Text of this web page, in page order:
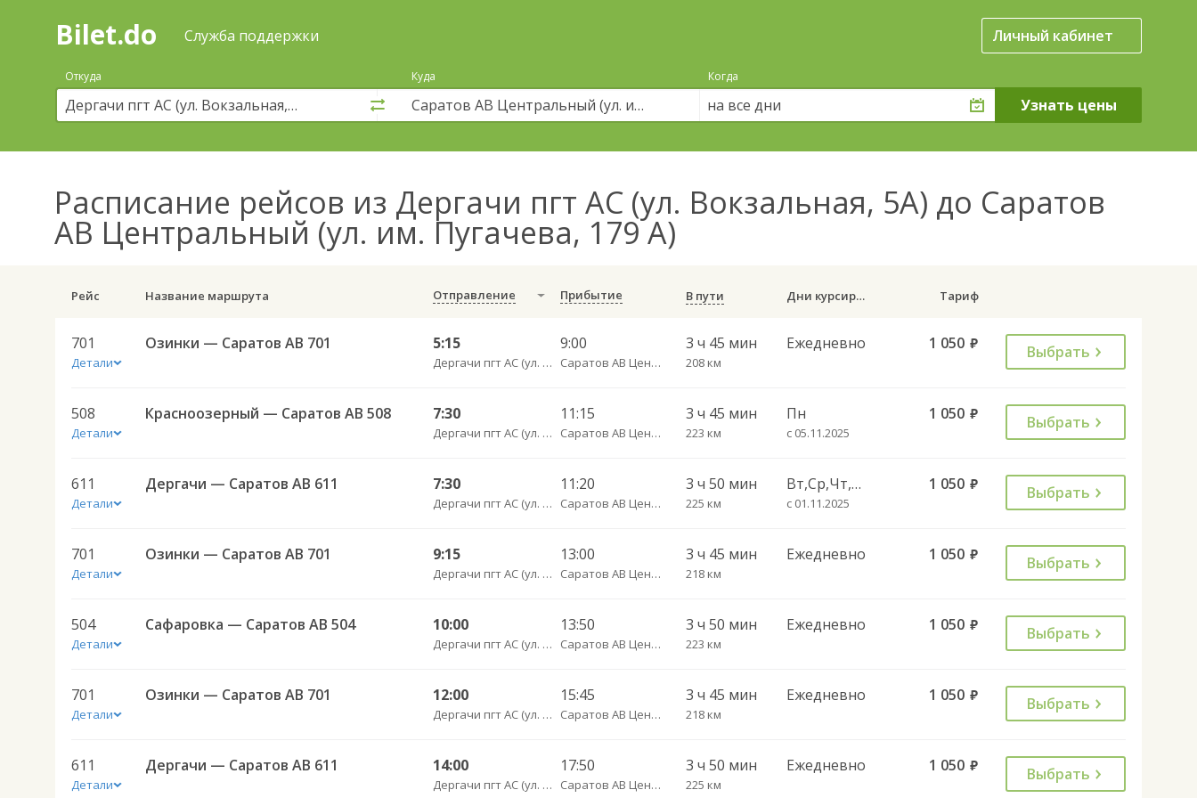
Поиск
покупка
билетов
автобус
онлайн
Bilet.do Служба поддержки Личный кабинет
Откуда Куда Когда
на все дни
Расписание рейсов из Дергачи пгт АС (ул. Вокзальная, 5А) до Саратов
АВ Центральный (ул. им. Пугачева, 179 А)
Рейс Название маршрута Отправление Прибытие В пути Дни курсирования Тариф
701
Детали
Озинки — Саратов АВ 701 5:15
Дергачи пгт АС (ул. Вокзальная, 5А)
9:00
Саратов АВ Центральный (ул. им. Пугачева, 179 А)
3 ч 45 мин
208 км
Ежедневно 1 050 руб. Выбрать
508
Детали
Красноозерный — Саратов АВ 508 7:30
Дергачи пгт АС (ул. Вокзальная, 5А)
11:15
Саратов АВ Центральный (ул. им. Пугачева, 179 А)
3 ч 45 мин
223 км
Пн
с 05.11.2025
1 050 руб. Выбрать
611
Детали
Дергачи — Саратов АВ 611 7:30
Дергачи пгт АС (ул. Вокзальная, 5А)
11:20
Саратов АВ Центральный (ул. им. Пугачева, 179 А)
3 ч 50 мин
225 км
Вт,Ср,Чт,Пт,Вс
с 01.11.2025
1 050 руб. Выбрать
701
Детали
Озинки — Саратов АВ 701 9:15
Дергачи пгт АС (ул. Вокзальная, 5А)
13:00
Саратов АВ Центральный (ул. им. Пугачева, 179 А)
3 ч 45 мин
218 км
Ежедневно 1 050 руб. Выбрать
504
Детали
Сафаровка — Саратов АВ 504 10:00
Дергачи пгт АС (ул. Вокзальная, 5А)
13:50
Саратов АВ Центральный (ул. им. Пугачева, 179 А)
3 ч 50 мин
223 км
Ежедневно 1 050 руб. Выбрать
701
Детали
Озинки — Саратов АВ 701 12:00
Дергачи пгт АС (ул. Вокзальная, 5А)
15:45
Саратов АВ Центральный (ул. им. Пугачева, 179 А)
3 ч 45 мин
218 км
Ежедневно 1 050 руб. Выбрать
611
Детали
Дергачи — Саратов АВ 611 14:00
Дергачи пгт АС (ул. Вокзальная, 5А)
17:50
Саратов АВ Центральный (ул. им. Пугачева, 179 А)
3 ч 50 мин
225 км
Ежедневно 1 050 руб. Выбрать